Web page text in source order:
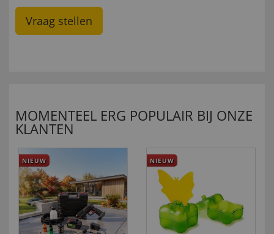
Vraag stellen
MOMENTEEL ERG POPULAIR BIJ ONZE
KLANTEN
NIEUW NIEUW